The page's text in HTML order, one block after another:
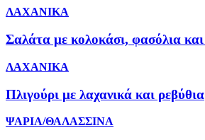
ΛΑΧΑΝΙΚΑ
Σαλάτα με κολοκάσι, φασόλια και
ΛΑΧΑΝΙΚΑ
Πλιγούρι με λαχανικά και ρεβύθια
ΨΑΡΙΑ/ΘΑΛΑΣΣΙΝΑ